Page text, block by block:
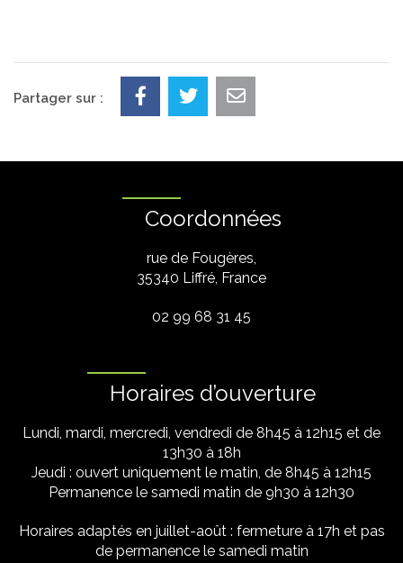
Partager sur :
Coordonnées
rue de Fougères,
35340 Liffré, France
02 99 68 31 45
Horaires d’ouverture
Lundi, mardi, mercredi, vendredi de 8h45 à 12h15 et de
13h30 à 18h
Jeudi : ouvert uniquement le matin, de 8h45 à 12h15
Permanence le samedi matin de 9h30 à 12h30
Horaires adaptés en juillet-août : fermeture à 17h et pas
de permanence le samedi matin